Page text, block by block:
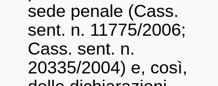
sede penale (Cass.
sent. n. 11775/2006;
Cass. sent. n.
20335/2004) e, così,